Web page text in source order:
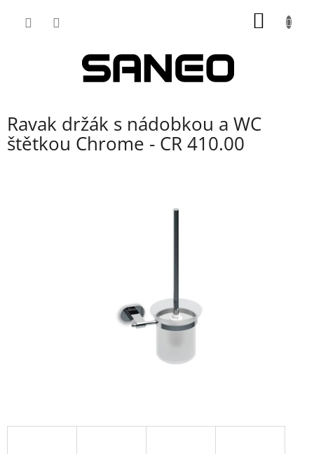
Ravak držák s nádobkou a WC
štětkou Chrome - CR 410.00